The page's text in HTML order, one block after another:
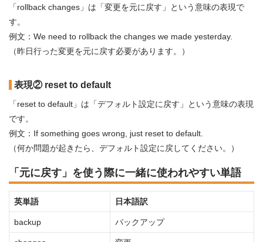
「rollback changes」は「変更を元に戻す」という意味の表現で
す。
例文：We need to rollback the changes we made yesterday.
（昨日行った変更を元に戻す必要があります。）
表現② reset to default
「reset to default」は「デフォルト設定に戻す」という意味の表現
です。
例文：If something goes wrong, just reset to default.
（何か問題が起きたら、デフォルト設定に戻してください。）
「元に戻す」を使う際に一緒に使われやすい単語
英単語 日本語訳
backup バックアップ